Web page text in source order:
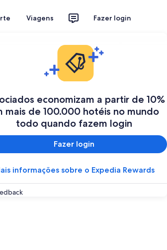
Viagens Fazer login
economizam a partir de 10%
mais de 100.000 hotéis no mundo
todo quando fazem login
Fazer login
informações sobre o Expedia Rewards